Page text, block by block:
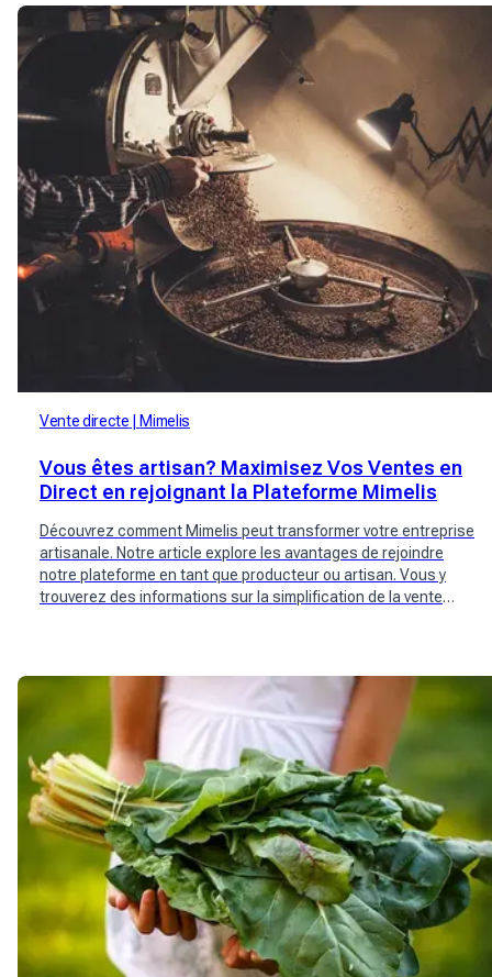
Vente directe Mimelis
Vous êtes artisan? Maximisez Vos Ventes en
Direct en rejoignant la Plateforme Mimelis
Découvrez comment Mimelis peut transformer votre entreprise
artisanale. Notre article explore les avantages de rejoindre
notre plateforme en tant que producteur ou artisan. Vous y
trouverez des informations sur la simplification de la vente